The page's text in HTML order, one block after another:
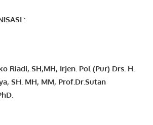
:
Riadi, SH,MH, Irjen. Pol (Pur) Drs. H.
SH. MH, MM, Prof.Dr.Sutan